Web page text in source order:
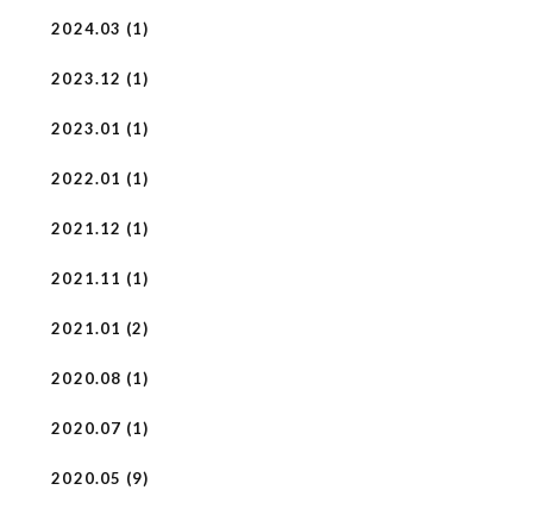
2024.03 (1)
2023.12 (1)
2023.01 (1)
2022.01 (1)
2021.12 (1)
2021.11 (1)
2021.01 (2)
2020.08 (1)
2020.07 (1)
2020.05 (9)